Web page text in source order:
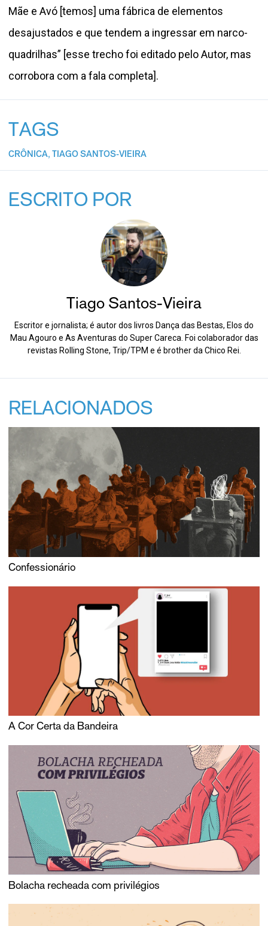
Mãe e Avó [temos] uma fábrica de elementos
desajustados e que tendem a ingressar em narco-
quadrilhas” [esse trecho foi editado pelo Autor, mas
corrobora com a fala completa].
TAGS
CRÔNICA, TIAGO SANTOS-VIEIRA
ESCRITO POR
Tiago Santos-Vieira
Escritor e jornalista; é autor dos livros Dança das Bestas, Elos do
Mau Agouro e As Aventuras do Super Careca. Foi colaborador das
revistas Rolling Stone, Trip/TPM e é brother da Chico Rei.
RELACIONADOS
Confessionário
A Cor Certa da Bandeira
Bolacha recheada com privilégios